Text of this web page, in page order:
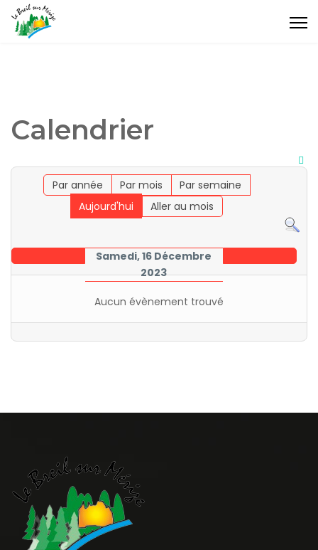
Calendrier
Par année Par mois
Par semaine
Aujourd'hui
Aller au mois
Samedi, 16 Décembre
2023
Aucun évènement trouvé